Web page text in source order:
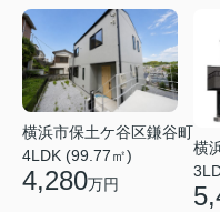
横浜市保土ケ谷区鎌谷町
4LDK (99.77㎡)
4,280万円
横